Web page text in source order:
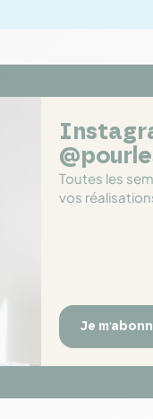
Toutes les
vos
Je